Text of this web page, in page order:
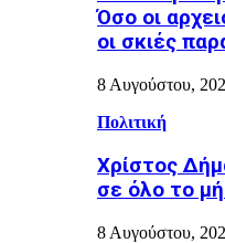
Όσο οι
οι σκιές
8 Αυγούστου,
Πολιτική
Χρίστος
σε όλο το
8 Αυγούστου,